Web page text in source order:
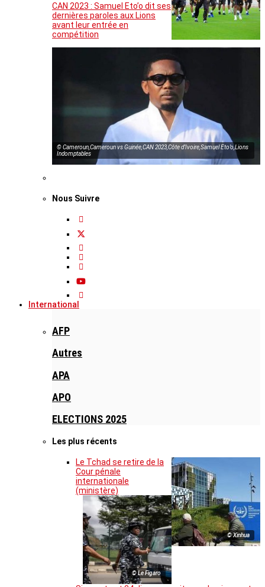
CAN 2023 : Samuel Eto’o dit ses
dernières paroles aux Lions
avant leur entrée en
compétition
© Cameroun,Cameroun vs Guinée,CAN 2023,Côte d’Ivoire,Samuel Eto’o,Lions
Indomptables
Nous Suivre
International
AFP
Autres
APA
APO
ELECTIONS 2025
Les plus récents
© Xinhua
Le Tchad se retire de la
Cour pénale
internationale
(ministère)
© Le Figaro